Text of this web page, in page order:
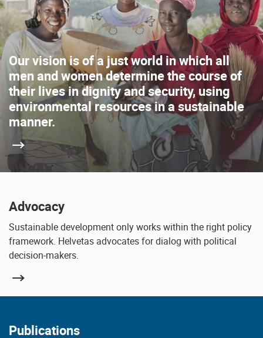
Our vision is of a just world in which all
men and women determine the course of
their lives in dignity and security, using
environmental resources in a sustainable
manner.
Advocacy
Sustainable development only works within the right policy
framework. Helvetas advocates for dialog with political
decision-makers.
Publications